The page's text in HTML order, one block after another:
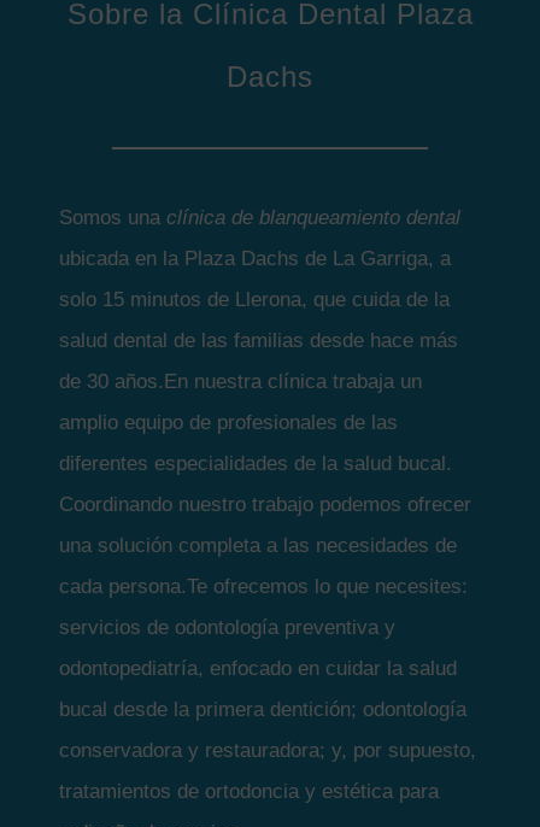
Sobre la Clínica Dental Plaza
Dachs
Somos unaclínica de blanqueamiento dental
ubicada en la Plaza Dachs de La Garriga, a
solo 15 minutos de Llerona, que cuida de la
salud dental de las familias desde hace más
de 30 años.En nuestra clínica trabaja un
amplio equipo de profesionales de las
diferentes especialidades de la salud bucal.
Coordinando nuestro trabajo podemos ofrecer
una solución completa a las necesidades de
cada persona.Te ofrecemos lo que necesites:
servicios de odontología preventiva y
odontopediatría, enfocado en cuidar la salud
bucal desde la primera dentición; odontología
conservadora y restauradora; y, por supuesto,
tratamientos de ortodoncia y estética para